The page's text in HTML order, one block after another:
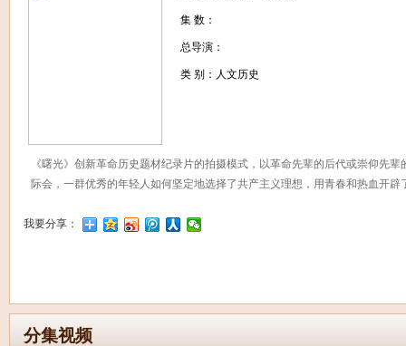
集 数：
总导演：
类 别：人文历史
《曙光》创新革命历史题材纪录片的拍摄模式，以革命先辈的后代或崇仰先
际会，一群优秀的年轻人如何坚定地选择了共产主义理想，用青春和热血开辟
我要分享：
分集视频